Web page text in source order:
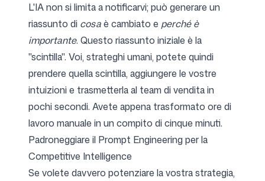
L'IA non si limita a notificarvi; può generare un
riassunto di cosaè cambiato e perché è
importante. Questo riassunto iniziale è la
"scintilla". Voi, strateghi umani, potete quindi
prendere quella scintilla, aggiungere le vostre
intuizioni e trasmetterla al team di vendita in
pochi secondi. Avete appena trasformato ore di
lavoro manuale in un compito di cinque minuti.
Padroneggiare il Prompt Engineering per la
Competitive Intelligence
Se volete davvero potenziare la vostra strategia,